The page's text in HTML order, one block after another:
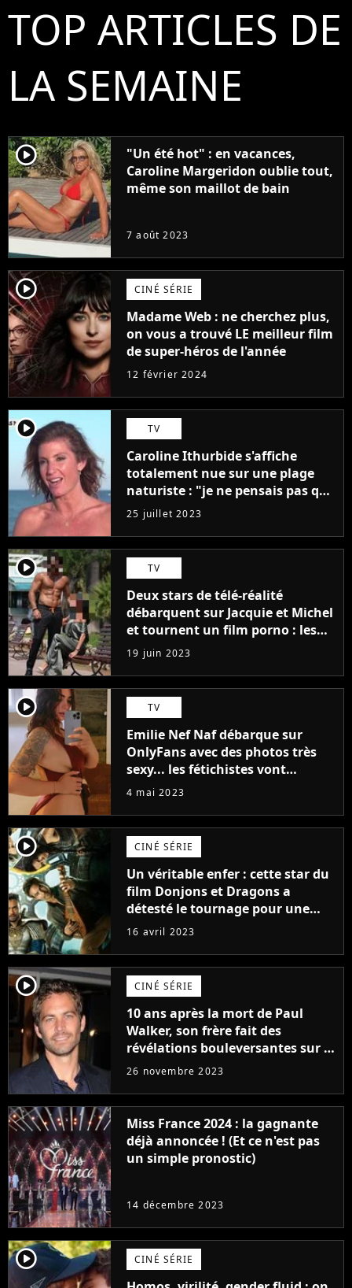
TOP ARTICLES DE
LA SEMAINE
player2
"Un été hot" : en vacances,
Caroline Margeridon oublie tout,
même son maillot de bain
7 août 2023
player2 CINÉ SÉRIE
Madame Web : ne cherchez plus,
on vous a trouvé LE meilleur film
de super-héros de l'année
12 février 2024
player2 TV
Caroline Ithurbide s'affiche
totalement nue sur une plage
naturiste : "je ne pensais pas que
j'arriverais à le faire..."
25 juillet 2023
player2 TV
Deux stars de télé-réalité
débarquent sur Jacquie et Michel
et tournent un film porno : les
premières images du tournage
(exclu)
19 juin 2023
player2 TV
Emilie Nef Naf débarque sur
OnlyFans avec des photos très
sexy... les fétichistes vont
prendre leur pied !
4 mai 2023
player2 CINÉ SÉRIE
Un véritable enfer : cette star du
film Donjons et Dragons a
détesté le tournage pour une
raison très spéciale
16 avril 2023
player2 CINÉ SÉRIE
10 ans après la mort de Paul
Walker, son frère fait des
révélations bouleversantes sur la
réaction des acteurs de Fast and
26 novembre 2023
Miss France 2024 : la gagnante
déjà annoncée ! (Et ce n'est pas
un simple pronostic)
14 décembre 2023
player2 CINÉ SÉRIE